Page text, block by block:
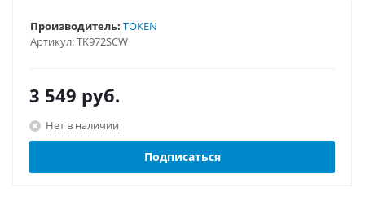
Артикул:TK972SCW
Производитель: TOKEN
3 549 руб.
Нет в наличии
Подписаться